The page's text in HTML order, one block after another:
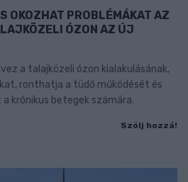
OKOZHAT PROBLÉMÁKAT AZ
ÓZON AZ ÚJ
a talajközeli ózon kialakulásának,
ronthatja a tüdő működését és
krónikus betegek számára.
Szólj hozzá!